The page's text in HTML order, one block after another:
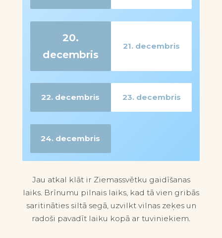
20.
decembris
21. decembris
22. decembris 23. decembris
24. decembris
Jau atkal klāt ir Ziemassvētku gaidīšanas
laiks. Brīnumu pilnais laiks, kad tā vien gribās
saritināties siltā segā, uzvilkt vilnas zeķes un
radoši pavadīt laiku kopā ar tuviniekiem.